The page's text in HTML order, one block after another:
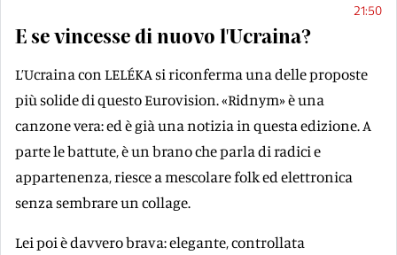
21:50
E se vincesse di nuovo l'Ucraina?
L’Ucraina con LELÉKA si riconferma una delle proposte
più solide di questo Eurovision. «Ridnym» è una
canzone vera: ed è già una notizia in questa edizione. A
parte le battute, è un brano che parla di radici e
appartenenza, riesce a mescolare folk ed elettronica
senza sembrare un collage.
Lei poi è davvero brava: elegante, controllata